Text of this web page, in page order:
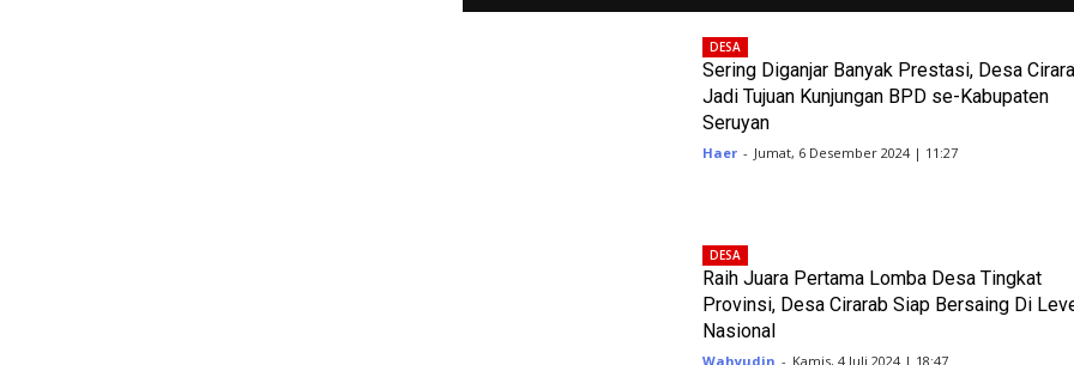
DESA
Sering Diganjar Banyak Prestasi, Desa
Jadi Tujuan Kunjungan BPD se-Kabupaten
Seruyan
Haer - Jumat, 6 Desember 2024 | 11:27
DESA
Raih Juara Pertama Lomba Desa Tingkat
Provinsi, Desa Cirarab Siap Bersaing Di
Nasional
Wahyudin - Kamis, 4 Juli 2024 | 18:47